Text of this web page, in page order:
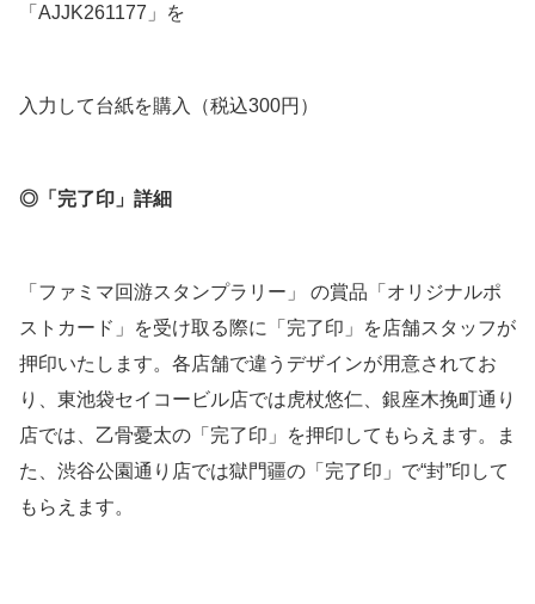
「AJJK261177」を
入力して台紙を購入（税込300円）
◎「完了印」詳細
「ファミマ回游スタンプラリー」 の賞品「オリジナルポ
ストカード」を受け取る際に「完了印」を店舗スタッフが
押印いたします。各店舗で違うデザインが用意されてお
り、東池袋セイコービル店では虎杖悠仁、銀座木挽町通り
店では、乙骨憂太の「完了印」を押印してもらえます。ま
た、渋谷公園通り店では獄門疆の「完了印」で“封”印して
もらえます。